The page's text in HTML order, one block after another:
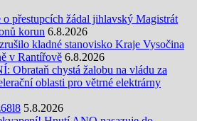
o přestupcích žádal jihlavský Magistrát
korun 6.8.2026
kladné stanovisko Kraje Vysočina
v Rantířově 6.8.2026
Obrataň chystá žalobu na vládu za
oblasti pro větrné elektrárny
5.8.2026